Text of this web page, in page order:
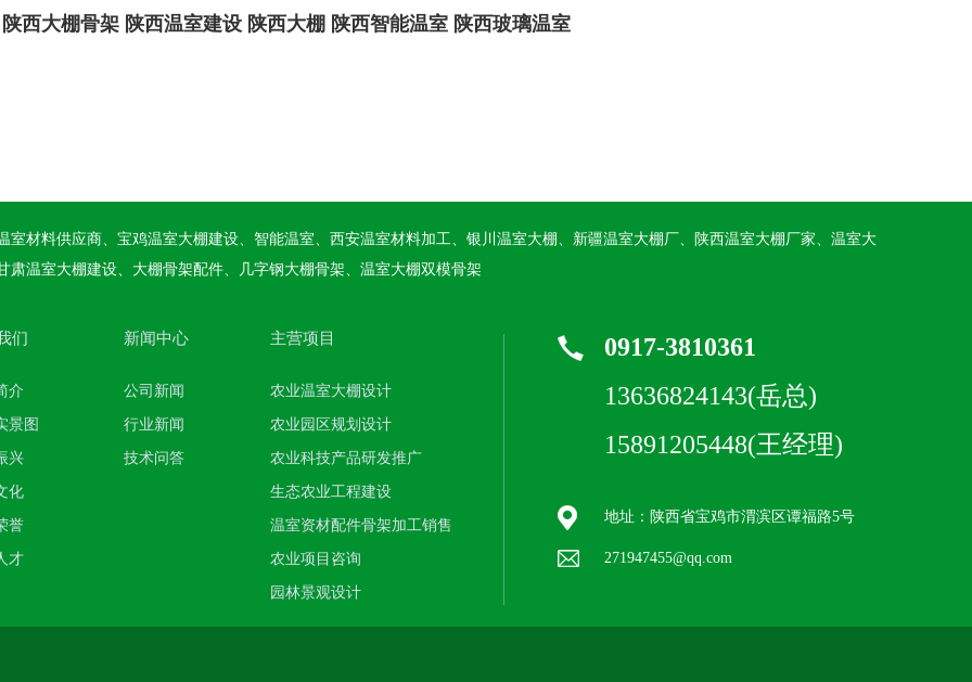
陕西大棚骨架 陕西温室建设 陕西大棚 陕西智能温室 陕西玻璃温室
室材料供应商、宝鸡温室大棚建设、智能温室、西安温室材料加工、银川温室大棚、新疆温室大棚厂、陕西温室大棚厂家、温室大
肃温室大棚建设、大棚骨架配件、几字钢大棚骨架、温室大棚双模骨架
们
介
景图
兴
化
誉
才
新闻中心
公司新闻
行业新闻
技术问答
主营项目
农业温室大棚设计
农业园区规划设计
农业科技产品研发推广
生态农业工程建设
温室资材配件骨架加工销售
农业项目咨询
园林景观设计
0917-3810361
13636824143(岳总)
15891205448(王经理)
地址：陕西省宝鸡市渭滨区谭福路5号
271947455@qq.com